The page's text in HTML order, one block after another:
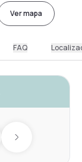
Ver mapa
FAQ
Next day